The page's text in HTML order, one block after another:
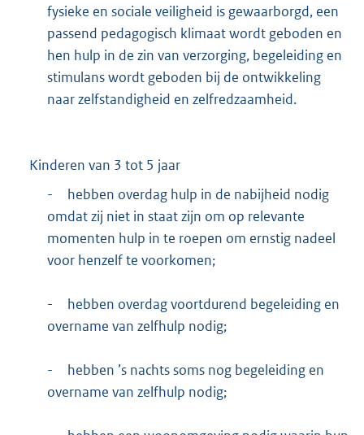
fysieke en sociale veiligheid is gewaarborgd, een
passend pedagogisch klimaat wordt geboden en
hen hulp in de zin van verzorging, begeleiding en
stimulans wordt geboden bij de ontwikkeling
naar zelfstandigheid en zelfredzaamheid.
Kinderen van 3 tot 5 jaar
-
hebben overdag hulp in de nabijheid nodig
omdat zij niet in staat zijn om op relevante
momenten hulp in te roepen om ernstig nadeel
voor henzelf te voorkomen;
-
hebben overdag voortdurend begeleiding en
overname van zelfhulp nodig;
-
hebben ’s nachts soms nog begeleiding en
overname van zelfhulp nodig;